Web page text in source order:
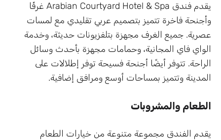
يقدم فندق Arabian Courtyard Hotel & Spa غرفًا
وأجنحة فاخرة تتميز بتصميم عربي تقليدي مع لمسات
عصرية. جميع الغرف مجهزة بتلفزيونات حديثة، وخدمة
الواي فاي المجانية، وحمامات مجهزة بأحدث وسائل
الراحة. تتوفر أيضًا أجنحة فسيحة توفر إطلالات على
المدينة وتتميز بمساحات أوسع ومرافق إضافية.
الطعام والمشروبات
يقدم الفندق مجموعة متنوعة من خيارات الطعام